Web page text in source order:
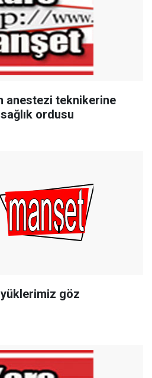
anestezi teknikerine
ordusu
göz